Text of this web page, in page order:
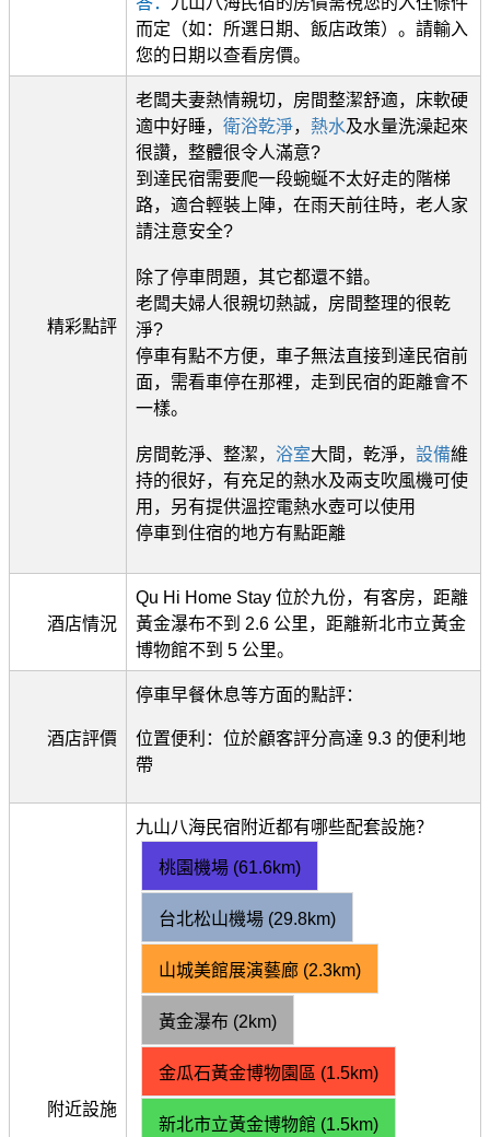
而定（如：所選日期、飯店政策）。請輸入
您的日期以查看房價。
精彩點評
老闆夫妻熱情親切，房間整潔舒適，床軟硬
適中好睡， 衛浴乾淨， 熱水及水量洗澡起來
很讚，整體很令人滿意?
到達民宿需要爬一段蜿蜒不太好走的階梯
路，適合輕裝上陣，在雨天前往時，老人家
請注意安全?
除了停車問題，其它都還不錯。
老闆夫婦人很親切熱誠，房間整理的很乾
淨?
停車有點不方便，車子無法直接到達民宿前
面，需看車停在那裡，走到民宿的距離會不
一樣。
房間乾淨、整潔， 浴室大間，乾淨， 設備維
持的很好，有充足的熱水及兩支吹風機可使
用，另有提供溫控電熱水壺可以使用
停車到住宿的地方有點距離
酒店情況
Qu Hi Home Stay 位於九份，有客房，距離
黃金瀑布不到 2.6 公里，距離新北市立黃金
博物館不到 5 公里。
酒店評價
停車早餐休息等方面的點評：
位置便利：位於顧客評分高達 9.3 的便利地
帶
附近設施
九山八海民宿附近都有哪些配套設施？
桃園機場 (61.6km)
台北松山機場 (29.8km)
山城美館展演藝廊 (2.3km)
黃金瀑布 (2km)
金瓜石黃金博物園區 (1.5km)
新北市立黃金博物館 (1.5km)